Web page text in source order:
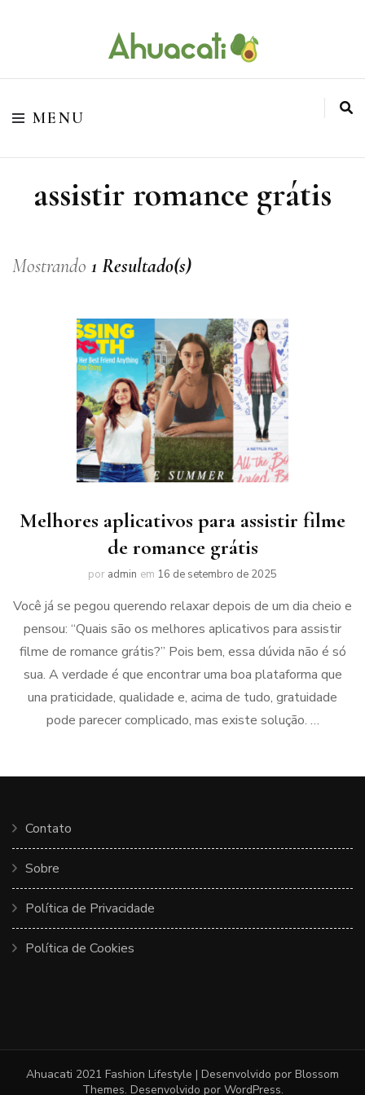
Ahuacati
O melhor da Internet em um só lugar
MENU
assistir romance grátis
Mostrando 1 Resultado(s)
Melhores aplicativos para assistir filme
de romance grátis
por admin em 16 de setembro de 2025
Você já se pegou querendo relaxar depois de um dia cheio e
pensou: “Quais são os melhores aplicativos para assistir
filme de romance grátis?” Pois bem, essa dúvida não é só
sua. A verdade é que encontrar uma boa plataforma que
una praticidade, qualidade e, acima de tudo, gratuidade
pode parecer complicado, mas existe solução. …
Contato
Sobre
Política de Privacidade
Política de Cookies
Ahuacati 2021 Fashion Lifestyle | Desenvolvido por Blossom
Themes. Desenvolvido por WordPress.